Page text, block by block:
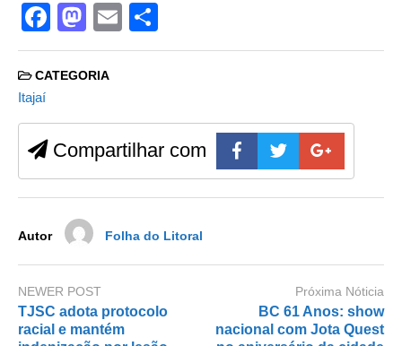
F
a
c
b
o
o
M
a
st
d
o
n
E
m h
CATEGORIA
Itajaí
Compartilhar com
Autor Folha do Litoral
NEWER POST
TJSC adota protocolo
racial e mantém
Próxima Nóticia
BC 61 Anos: show
nacional com Jota Quest